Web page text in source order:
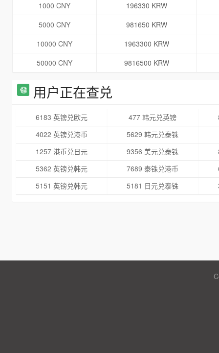
1000 CNY
196330 KRW
5000 CNY
981650 KRW
10000 CNY
1963300 KRW
50000 CNY
9816500 KRW
用户正在查兑
6183 英镑兑欧元 477 韩元兑英镑
4022 英镑兑港币
5629 韩元兑泰铢
1257 港币兑日元
9356 美元兑泰铢
5362 英镑兑韩元
7689 泰铢兑港币
5151 英镑兑韩元
5181 日元兑泰铢